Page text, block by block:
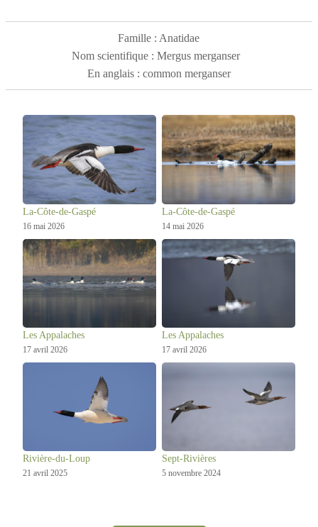
observés en eau douce, nichant dans des trous d'arbre ou
au sol près des lacs et des rivières en forêt. La femelle
quittent le nid pour leur premier vol à l'âge de 60 à 70
jours.
Famille : Anatidae
Nom scientifique : Mergus merganser
En anglais : common merganser
La-Côte-de-Gaspé
16 mai 2026
La-Côte-de-Gaspé
14 mai 2026
Les Appalaches
17 avril 2026
Les Appalaches
17 avril 2026
Rivière-du-Loup
21 avril 2025
Sept-Rivières
5 novembre 2024